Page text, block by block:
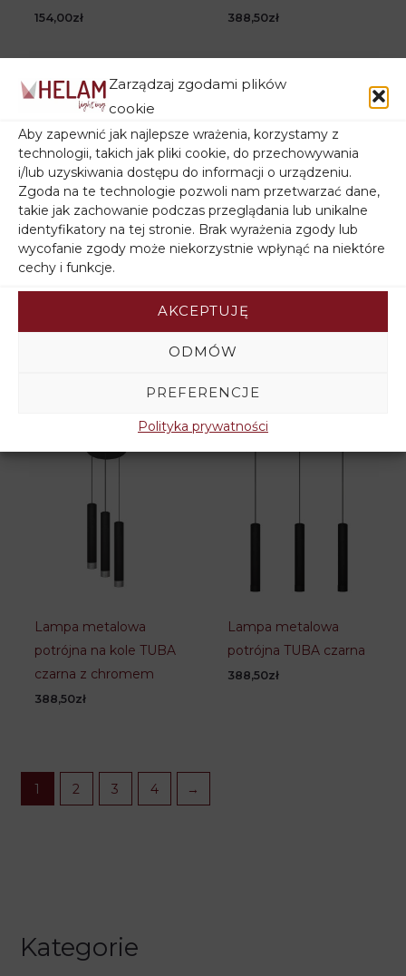
Zarządzaj zgodami plików
cookie
Aby zapewnić jak najlepsze wrażenia, korzystamy z
technologii, takich jak pliki cookie, do przechowywania
i/lub uzyskiwania dostępu do informacji o urządzeniu.
Zgoda na te technologie pozwoli nam przetwarzać dane,
takie jak zachowanie podczas przeglądania lub unikalne
identyfikatory na tej stronie. Brak wyrażenia zgody lub
wycofanie zgody może niekorzystnie wpłynąć na niektóre
cechy i funkcje.
AKCEPTUJĘ
ODMÓW
PREFERENCJE
Polityka prywatności
Kategorie
154,00zł 388,50zł
Lampa metalowa
czarna z akcentem
miedzi
Lampa metalowa
potrójna na kole TUBA
czarna z chromem
388,50zł
Lampa metalowa
potrójna TUBA czarna
388,50zł
1 2 3 4 →